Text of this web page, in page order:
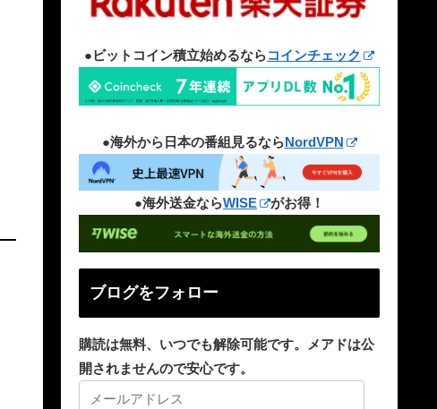
●ビットコイン積立始めるならコインチェック
●海外から日本の番組見るならNordVPN
●海外送金ならWISE がお得！
ブログをフォロー
購読は無料、いつでも解除可能です。メアドは公
開されませんので安心です。